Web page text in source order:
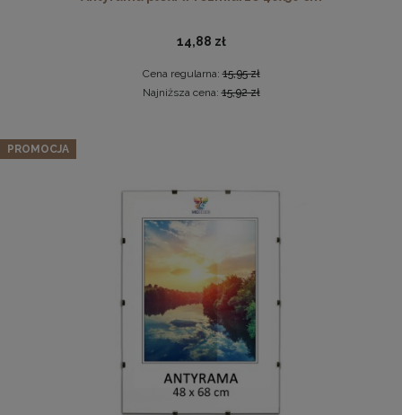
46,99 zł
DO KOSZYKA
Zestaw 3 szt. antyram w rozmiarze 50 x 60 cm
60,79 zł
Cena regularna:63,99 zł
Najniższa cena:
DO KOSZYKA
14,88 zł
Cena regularna:15,95 zł
Najniższa cena:15,92 zł
PROMOCJA